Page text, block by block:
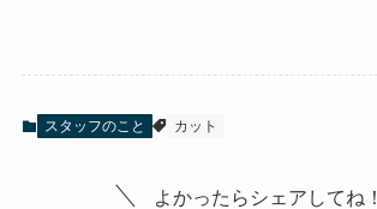
スタッフのこと カット
よかったらシェアしてね！